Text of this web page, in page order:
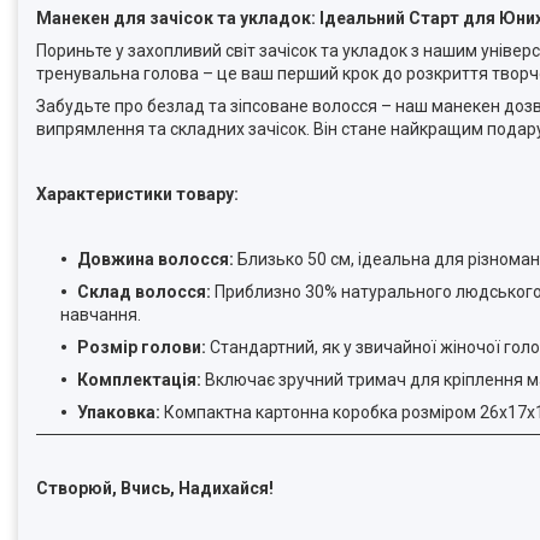
Манекен для зачісок та укладок: Ідеальний Старт для
Пориньте у захопливий світ зачісок та укладок з нашим
тренувальна голова – це ваш перший крок до розкриття
Забудьте про безлад та зіпсоване волосся – наш манекен
випрямлення та складних зачісок. Він стане найкращим
Характеристики товару:
Довжина волосся: Близько 50 см, ідеальна для
Склад волосся: Приблизно 30% натурального
навчання.
Розмір голови: Стандартний, як у звичайної жіночої
Комплектація: Включає зручний тримач для кріплення
Упаковка: Компактна картонна коробка розміром
Створюй, Вчись, Надихайся!